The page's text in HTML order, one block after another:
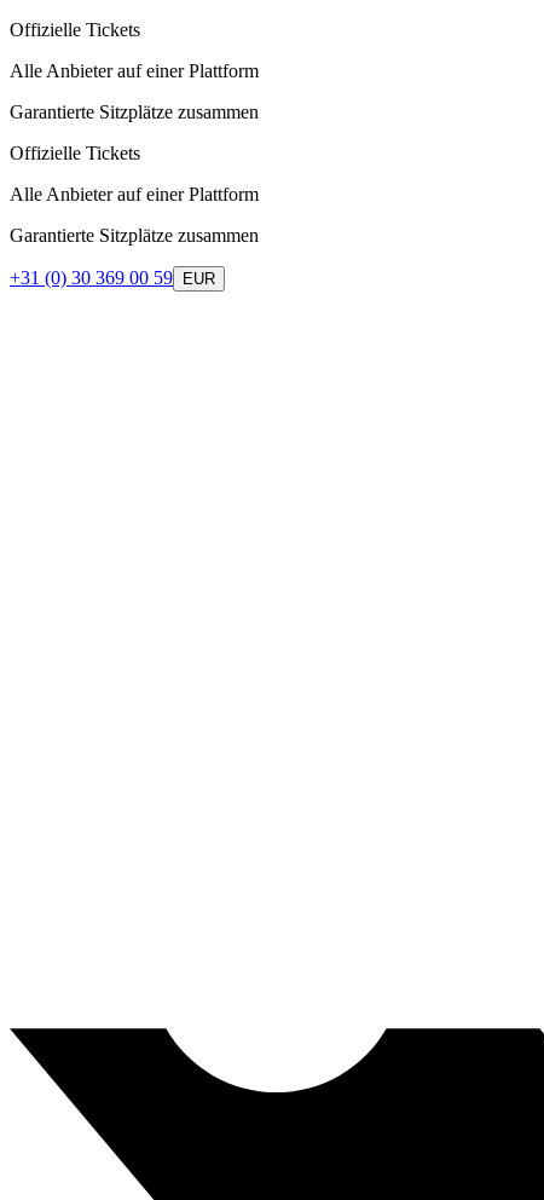
Offizielle Tickets
Alle Anbieter auf einer Plattform
Garantierte Sitzplätze zusammen
Offizielle Tickets
Alle Anbieter auf einer Plattform
Garantierte Sitzplätze zusammen
+31 (0) 30 369 00 59 EUR